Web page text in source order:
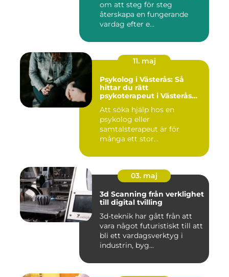
om att steg för steg
återskapa en fungerande
vardag efter e...
11. maj
Psykolog i Västerås: Så
hittar du rätt
psykoterapeut i Västerås
Att söka hjälp hos en
psykolog eller
samtalsterapeut är för
många ett stor...
03. maj
3d Scanning från verklighet
till digital tvilling
3d-teknik har gått från att
vara något futuristiskt till att
bli ett vardagsverktyg i
industrin, byg...